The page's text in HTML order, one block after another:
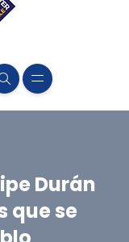
Durán
que se